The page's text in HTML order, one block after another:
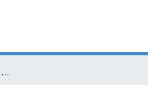
"Етимологічний словник суфіксів української мови" - новий етап у слов'янській компаративістиці